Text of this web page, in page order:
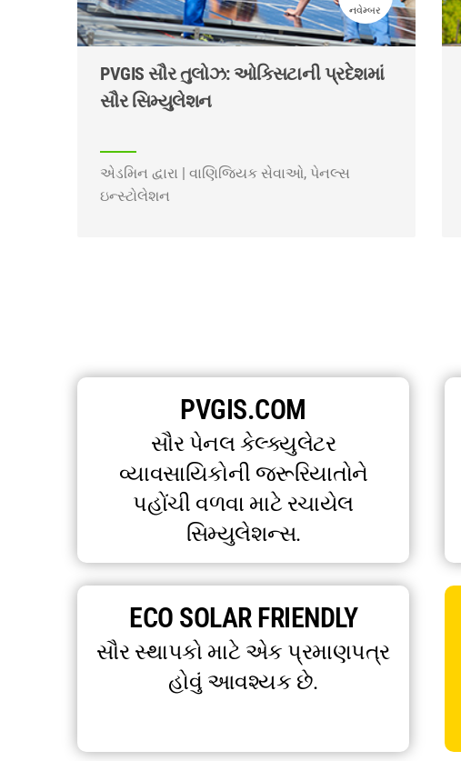
નવેમ્બર
PVGIS સૌર તુલોઝ: ઓક્સિટાની પ્રદેશમાં
સૌર સિમ્યુલેશન
એડમિન દ્વારા | વાણિજ્યિક સેવાઓ, પેનલ્સ
ઇન્સ્ટોલેશન
PVGIS.COM
સૌર પેનલ કેલ્ક્યુલેટર
વ્યાવસાયિકોની જરૂરિયાતોને
પહોંચી વળવા માટે રચાયેલ
સિમ્યુલેશન્સ.
ECO SOLAR FRIENDLY
સૌર સ્થાપકો માટે એક પ્રમાણપત્ર
હોવું આવશ્યક છે.